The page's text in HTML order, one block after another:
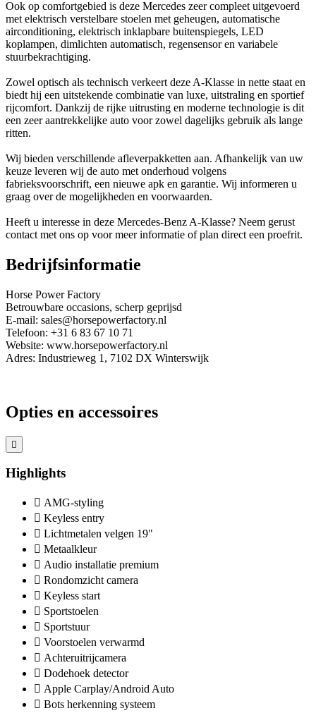
Ook op comfortgebied is deze Mercedes zeer compleet uitgevoerd
met elektrisch verstelbare stoelen met geheugen, automatische
airconditioning, elektrisch inklapbare buitenspiegels, LED
koplampen, dimlichten automatisch, regensensor en variabele
stuurbekrachtiging.
Zowel optisch als technisch verkeert deze A-Klasse in nette staat en
biedt hij een uitstekende combinatie van luxe, uitstraling en sportief
rijcomfort. Dankzij de rijke uitrusting en moderne technologie is dit
een zeer aantrekkelijke auto voor zowel dagelijks gebruik als lange
ritten.
Wij bieden verschillende afleverpakketten aan. Afhankelijk van uw
keuze leveren wij de auto met onderhoud volgens
fabrieksvoorschrift, een nieuwe apk en garantie. Wij informeren u
graag over de mogelijkheden en voorwaarden.
Heeft u interesse in deze Mercedes-Benz A-Klasse? Neem gerust
contact met ons op voor meer informatie of plan direct een proefrit.
Bedrijfsinformatie
Horse Power Factory
Betrouwbare occasions, scherp geprijsd
E-mail: sales@horsepowerfactory.nl
Telefoon: +31 6 83 67 10 71
Website: www.horsepowerfactory.nl
Adres: Industrieweg 1, 7102 DX Winterswijk
Opties en accessoires
Highlights
AMG-styling
Keyless entry
Lichtmetalen velgen 19"
Metaalkleur
Audio installatie premium
Rondomzicht camera
Keyless start
Sportstoelen
Sportstuur
Voorstoelen verwarmd
Achteruitrijcamera
Dodehoek detector
Apple Carplay/Android Auto
Bots herkenning systeem